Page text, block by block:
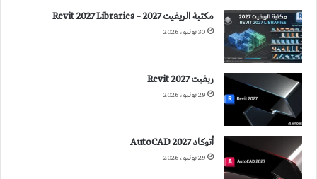
مكتبة الريفيت 2027 – Revit 2027 Libraries
30 يونيو، 2026
ريفيت 2027 Revit
29 يونيو، 2026
أتوكاد 2027 AutoCAD
29 يونيو، 2026